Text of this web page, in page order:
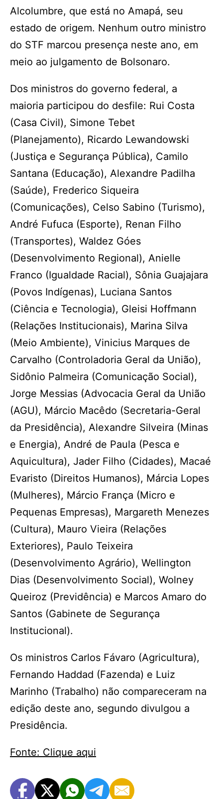
Alcolumbre, que está no Amapá, seu
estado de origem. Nenhum outro ministro
do STF marcou presença neste ano, em
meio ao julgamento de Bolsonaro.
Dos ministros do governo federal, a
maioria participou do desfile: Rui Costa
(Casa Civil), Simone Tebet
(Planejamento), Ricardo Lewandowski
(Justiça e Segurança Pública), Camilo
Santana (Educação), Alexandre Padilha
(Saúde), Frederico Siqueira
(Comunicações), Celso Sabino (Turismo),
André Fufuca (Esporte), Renan Filho
(Transportes), Waldez Góes
(Desenvolvimento Regional), Anielle
Franco (Igualdade Racial), Sônia Guajajara
(Povos Indígenas), Luciana Santos
(Ciência e Tecnologia), Gleisi Hoffmann
(Relações Institucionais), Marina Silva
(Meio Ambiente), Vinicius Marques de
Carvalho (Controladoria Geral da União),
Sidônio Palmeira (Comunicação Social),
Jorge Messias (Advocacia Geral da União
(AGU), Márcio Macêdo (Secretaria-Geral
da Presidência), Alexandre Silveira (Minas
e Energia), André de Paula (Pesca e
Aquicultura), Jader Filho (Cidades), Macaé
Evaristo (Direitos Humanos), Márcia Lopes
(Mulheres), Márcio França (Micro e
Pequenas Empresas), Margareth Menezes
(Cultura), Mauro Vieira (Relações
Exteriores), Paulo Teixeira
(Desenvolvimento Agrário), Wellington
Dias (Desenvolvimento Social), Wolney
Queiroz (Previdência) e Marcos Amaro do
Santos (Gabinete de Segurança
Institucional).
Os ministros Carlos Fávaro (Agricultura),
Fernando Haddad (Fazenda) e Luiz
Marinho (Trabalho) não compareceram na
edição deste ano, segundo divulgou a
Presidência.
Fonte: Clique aqui